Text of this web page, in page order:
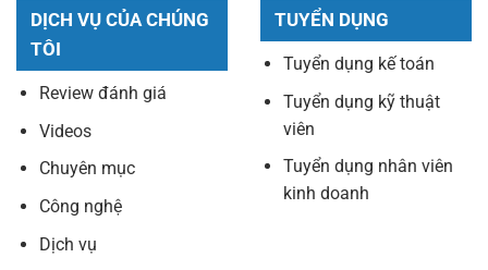
DỊCH VỤ CỦA CHÚNG
TÔI
Review đánh giá
Videos
Chuyên mục
Công nghệ
Dịch vụ
TUYỂN DỤNG
Tuyển dụng kế toán
Tuyển dụng kỹ thuật
viên
Tuyển dụng nhân viên
kinh doanh